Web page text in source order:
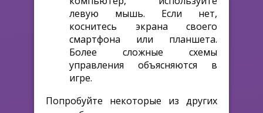
левую мышь. Если нет,
коснитесь экрана своего
смартфона или планшета.
Более сложные схемы
управления объясняются в
игре.
Попробуйте некоторые из других